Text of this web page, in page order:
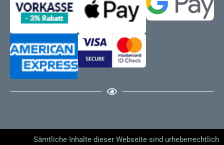
Sämtliche Inhalte dieser Webseite sind urheberrechtlich